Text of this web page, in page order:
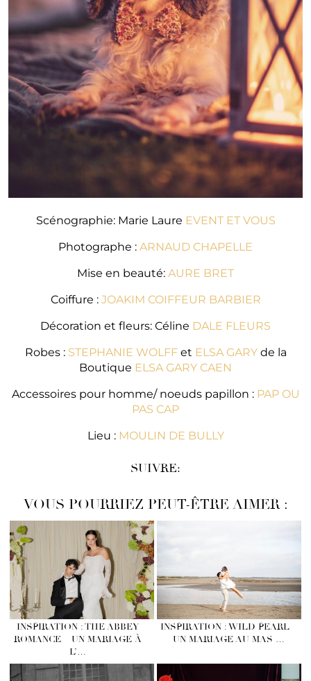
Scénographie: Marie Laure EVENT ET VOUS
Photographe : ARNAUD CHAPELLE
Mise en beauté: AURE BRET
Coiffure : JOAKIM COIFFEUR BARBIER
Décoration et fleurs: Céline DALE FLEURS
Robes : STEPHANIE WOLFFet ELSA GARYde la
Boutique ELSA GARY CAEN
Accessoires pour homme/ noeuds papillon : PAP OU
PAS CAP
Lieu : MOULIN DE BULLY
SUIVRE:
VOUS POURRIEZ PEUT-ÊTRE AIMER :
INSPIRATION : THE ABBEY
ROMANCE – UN MARIAGE À
L’…
INSPIRATION : WILD PEARL
– UN MARIAGE AU MAS …